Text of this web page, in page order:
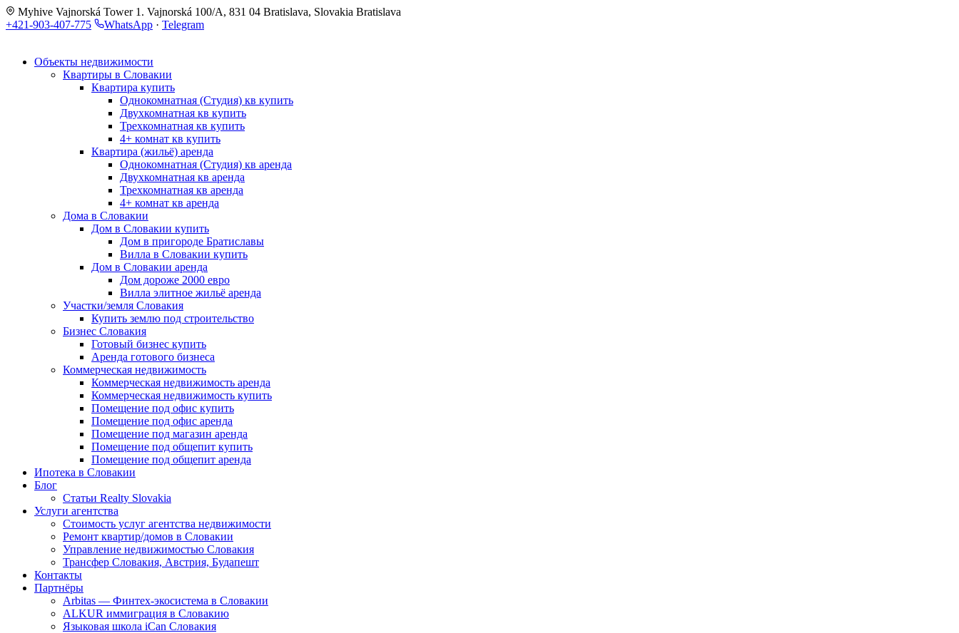
Myhive Vajnorská Tower 1. Vajnorská 100/A, 831 04 Bratislava, Slovakia Bratislava
+421-903-407-775
WhatsApp · Telegram
Объекты недвижимости
Квартиры в Словакии
Квартира купить
Однокомнатная (Студия) кв купить
Двухкомнатная кв купить
Трехкомнатная кв купить
4+ комнат кв купить
Квартира (жильё) аренда
Однокомнатная (Студия) кв аренда
Двухкомнатная кв аренда
Трехкомнатная кв аренда
4+ комнат кв аренда
Дома в Словакии
Дом в Словакии купить
Дом в пригороде Братиславы
Вилла в Словакии купить
Дом в Словакии аренда
Дом дороже 2000 евро
Вилла элитное жильё аренда
Участки/земля Словакия
Купить землю под строительство
Бизнес Словакия
Готовый бизнес купить
Аренда готового бизнеса
Коммерческая недвижимость
Коммерческая недвижимость аренда
Коммерческая недвижимость купить
Помещение под офис купить
Помещение под офис аренда
Помещение под магазин аренда
Помещение под общепит купить
Помещение под общепит аренда
Ипотека в Словакии
Блог
Статьи Realty Slovakia
Услуги агентства
Стоимость услуг агентства недвижимости
Ремонт квартир/домов в Словакии
Управление недвижимостью Словакия
Трансфер Словакия, Австрия, Будапешт
Контакты
Партнёры
Arbitas — Финтех-экосистема в Словакии
ALKUR иммиграция в Словакию
Языковая школа iCan Словакия